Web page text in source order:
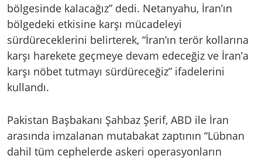
bölgesinde kalacağız” dedi. Netanyahu, İran’ın
bölgedeki etkisine karşı mücadeleyi
sürdüreceklerini belirterek, “İran’ın terör kollarına
karşı harekete geçmeye devam edeceğiz ve İran’a
karşı nöbet tutmayı sürdüreceğiz” ifadelerini
kullandı.
Pakistan Başbakanı Şahbaz Şerif, ABD ile İran
arasında imzalanan mutabakat zaptının “Lübnan
dahil tüm cephelerde askeri operasyonların